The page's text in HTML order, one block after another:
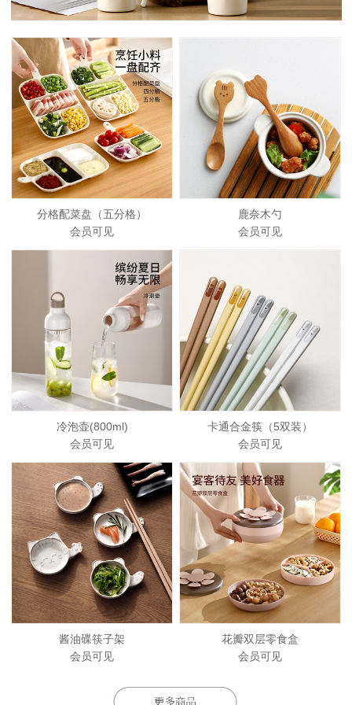
分格配菜盘（五分格）
会员可见
鹿奈木勺
会员可见
冷泡壶(800ml)
会员可见
卡通合金筷（5双装）
会员可见
酱油碟筷子架
会员可见
花瓣双层零食盒
会员可见